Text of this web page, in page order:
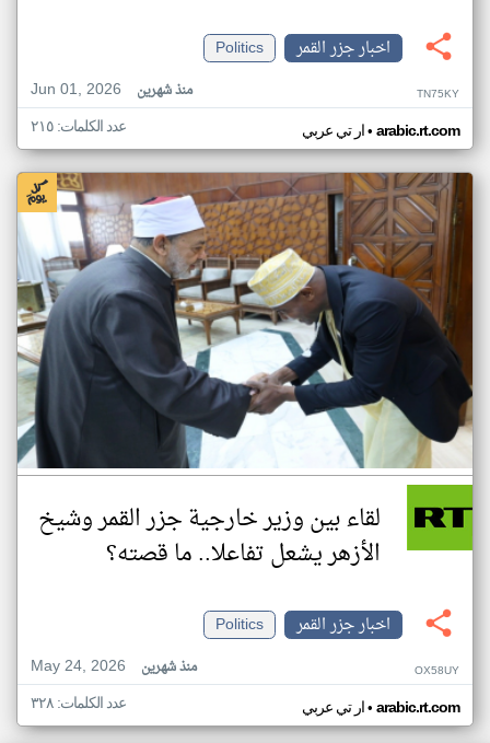
اخبار جزر القمر
Politics
Jun 01, 2026
منذ شهرين TN75KY
ار تي عربي• arabic.rt.com عدد الكلمات: ٢١٥
لقاء بين وزير خارجية جزر القمر وشيخ
الأزهر يشعل تفاعلا.. ما قصته؟
اخبار جزر القمر
Politics
May 24, 2026
منذ شهرين OX58UY
ار تي عربي• arabic.rt.com عدد الكلمات: ٣٢٨